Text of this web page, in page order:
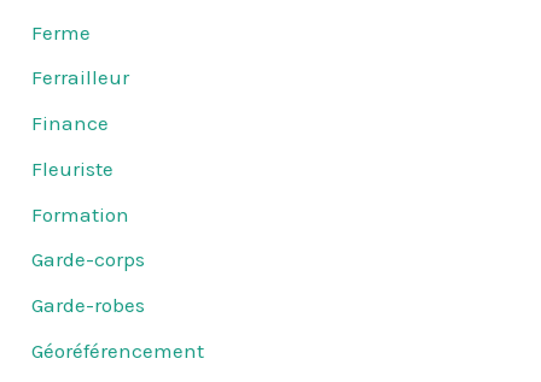
Ferme
Ferrailleur
Finance
Fleuriste
Formation
Garde-corps
Garde-robes
Géoréférencement